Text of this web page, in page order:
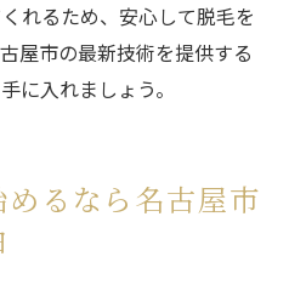
れるため、安心して脱毛を
屋市の最新技術を提供する
に入れましょう。
るなら名古屋市